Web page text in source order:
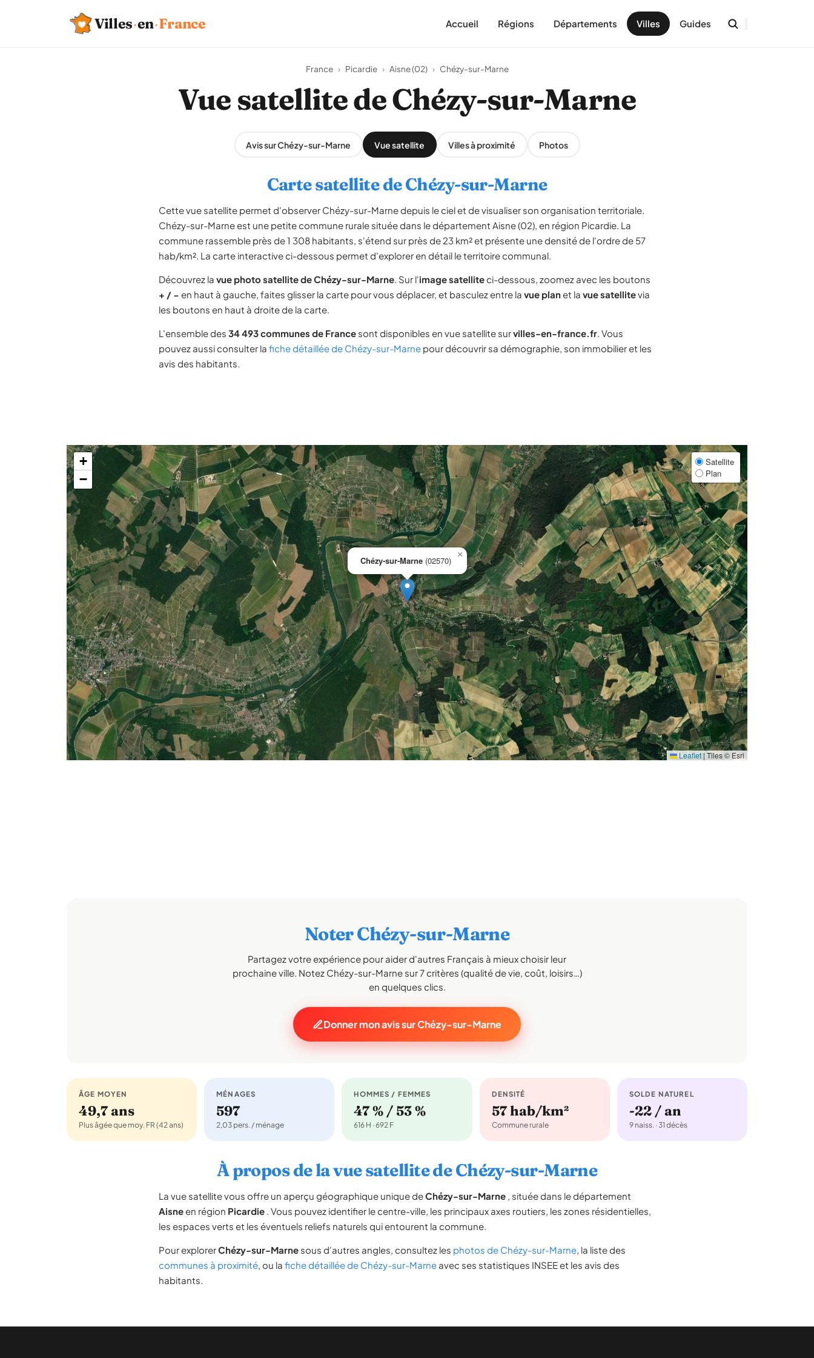
Villes·en·France Accueil Régions Départements Villes Guides
France › Picardie › Aisne (02) › Chézy-sur-Marne
Vue satellite de Chézy-sur-Marne
Avis sur Chézy-sur-Marne Vue satellite Villes à proximité Photos
Carte satellite de Chézy-sur-Marne
Cette vue satellite permet d'observer Chézy-sur-Marne depuis le ciel et de visualiser son organisation territoriale.
Chézy-sur-Marne est une petite commune rurale située dans le département Aisne (02), en région Picardie. La
commune rassemble près de 1 308 habitants, s'étend sur près de 23 km² et présente une densité de l'ordre de 57
hab/km². La carte interactive ci-dessous permet d'explorer en détail le territoire communal.
Découvrez la vue photo satellite de Chézy-sur-Marne. Sur l'image satelliteci-dessous, zoomez avec les boutons
+ / − en haut à gauche, faites glisser la carte pour vous déplacer, et basculez entre la vue planet la vue satellitevia
les boutons en haut à droite de la carte.
L'ensemble des 34 493 communes de France sont disponibles en vue satellite survilles-en-france.fr. Vous
pouvez aussi consulter la fiche détaillée de Chézy-sur-Marne pour découvrir sa démographie, son immobilier et les
avis des habitants.
Chézy-sur-Marne (02570)
×
+
−
Satellite
Plan
Leaflet| Tiles © Esri
Noter Chézy-sur-Marne
Partagez votre expérience pour aider d'autres Français à mieux choisir leur
prochaine ville. Notez Chézy-sur-Marne sur 7 critères (qualité de vie, coût, loisirs…)
en quelques clics.
Donner mon avis sur Chézy-sur-Marne
ÂGE MOYEN
49,7 ans
Plus âgée que moy. FR (42 ans)
MÉNAGES
597
2,03 pers. / ménage
HOMMES / FEMMES
47 % / 53 %
616 H · 692 F
DENSITÉ
57 hab/km²
Commune rurale
SOLDE NATUREL
-22 / an
9 naiss. · 31 décès
À propos de la vue satellite de Chézy-sur-Marne
La vue satellite vous offre un aperçu géographique unique deChézy-sur-Marne , située dans le département
Aisneen région Picardie . Vous pouvez identifier le centre-ville, les principaux axes routiers, les zones résidentielles,
les espaces verts et les éventuels reliefs naturels qui entourent la commune.
Pour explorerChézy-sur-Marne sous d'autres angles, consultez les photos de Chézy-sur-Marne, la liste des
communes à proximité, ou la fiche détaillée de Chézy-sur-Marne avec ses statistiques INSEE et les avis des
habitants.